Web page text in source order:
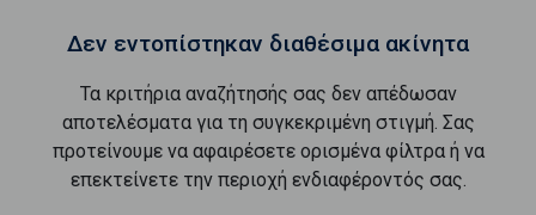
Δεν εντοπίστηκαν διαθέσιμα ακίνητα
Τα κριτήρια αναζήτησής σας δεν απέδωσαν
αποτελέσματα για τη συγκεκριμένη στιγμή. Σας
προτείνουμε να αφαιρέσετε ορισμένα φίλτρα ή να
επεκτείνετε την περιοχή ενδιαφέροντός σας.